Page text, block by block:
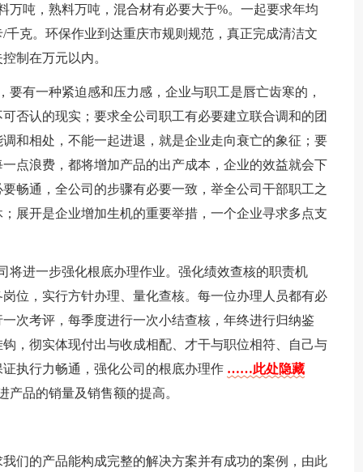
万吨，熟料万吨，混合材有必要大于%。一起要求年均
克。环保作业到达重庆市规则规范，真正完成清洁文
制在万元以内。
有一种紧迫感和压力感，企业与职工是唇亡齿寒的，
否认的现实；要求全公司职工有必要建立联合调和的团
和相处，不能一起进退，就是企业走向衰亡的象征；要
点浪费，都将增加产品的出产成本，企业的效益就会下
畅通，全公司的步骤有必要一致，举全公司干部职工之
展开是企业增加生机的重要举措，一个企业寻求多点支
将进一步强化根底办理作业。强化绩效查核的职责机
位，实行方针办理、量化查核。每一位办理人员都有必
次考评，每季度进行一次小结查核，年终进行归纳鉴
，彻实体现付出与收成相配、才干与职位相符、自己与
执行力畅通，强化公司的根底办理作 ……此处隐藏
品的销量及销售额的提高。
们的产品能构成完整的解决方案并有成功的案例，由此